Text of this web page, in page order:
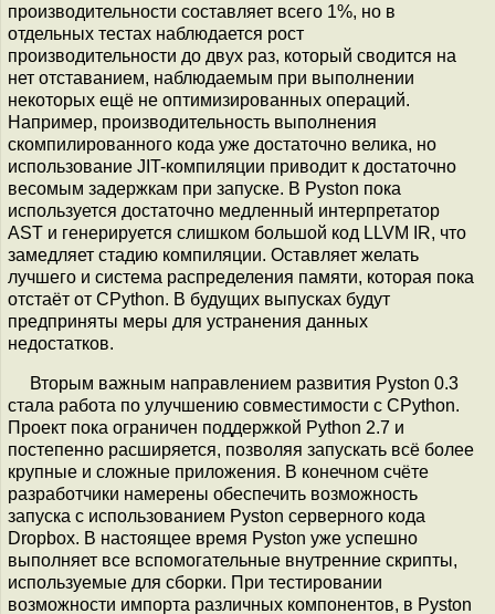
производительности составляет всего 1%, но в
отдельных тестах наблюдается рост
производительности до двух раз, который сводится на
нет отставанием, наблюдаемым при выполнении
некоторых ещё не оптимизированных операций.
Например, производительность выполнения
скомпилированного кода уже достаточно велика, но
использование JIT-компиляции приводит к достаточно
весомым задержкам при запуске. В Pyston пока
используется достаточно медленный интерпретатор
AST и генерируется слишком большой код LLVM IR, что
замедляет стадию компиляции. Оставляет желать
лучшего и система распределения памяти, которая пока
отстаёт от CPython. В будущих выпусках будут
предприняты меры для устранения данных
недостатков.
Вторым важным направлением развития Pyston 0.3
стала работа по улучшению совместимости с CPython.
Проект пока ограничен поддержкой Python 2.7 и
постепенно расширяется, позволяя запускать всё более
крупные и сложные приложения. В конечном счёте
разработчики намерены обеспечить возможность
запуска с использованием Pyston серверного кода
Dropbox. В настоящее время Pyston уже успешно
выполняет все вспомогательные внутренние скрипты,
используемые для сборки. При тестировании
возможности импорта различных компонентов, в Pyston